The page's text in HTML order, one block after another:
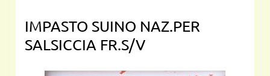
IMPASTO SUINO NAZ.PER
SALSICCIA FR.S/V